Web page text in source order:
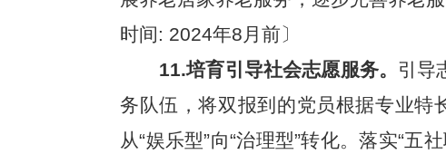
时间: 2024年8月前〕
11.培育引导社会志愿服务。 引导
务队伍，将双报到的党员根据专业特
从“娱乐型”向“治理型”转化。落实“